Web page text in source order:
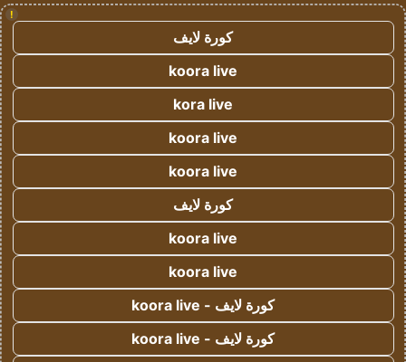
!
كورة لايف
koora live
kora live
koora live
koora live
كورة لايف
koora live
koora live
كورة لايف - koora live
كورة لايف - koora live